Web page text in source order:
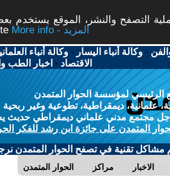
التصفح والنشر، الموقع يستخدم
More info - المزيد
-وكالة أنباء اليسار -وكالة أنباء
الاقتصاد - اخبار الطب
الرئيسي لمؤسسة الحوار المتمدن
علمانية، ديمقراطية، تطوعية وغير ربحية
مجتمع مدني علماني ديمقراطي حديث
المتمدن على جائزة ابن رشد للفكر
مشاكل تقنية في تصفح الحوار المتمدن
الحوار المتمدن مراكز الاخبار